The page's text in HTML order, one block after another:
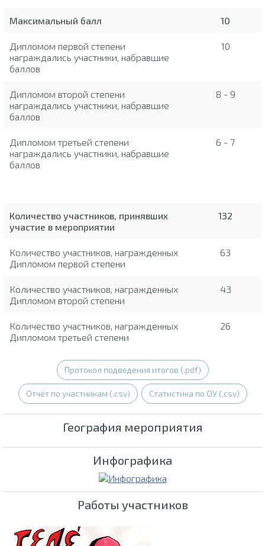
Максимальный балл 10
Дипломом первой степени
награждались участники, набравшие
баллов
10
Дипломом второй степени
награждались участники, набравшие
баллов
8 - 9
Дипломом третьей степени
награждались участники, набравшие
баллов
6 - 7
Количество участников, принявших
участие в мероприятии
132
Количество участников, награжденных
Дипломом первой степени
63
Количество участников, награжденных
Дипломом второй степени
43
Количество участников, награжденных
Дипломом третьей степени
26
Протокол подведения итогов (.pdf)
Отчёт по участникам (.csv) Статистика по ОУ (.csv)
География мероприятия
Инфографика
Работы участников